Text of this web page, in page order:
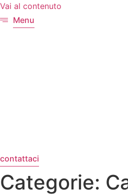
Vai al contenuto
Menu
contattaci
Categorie: